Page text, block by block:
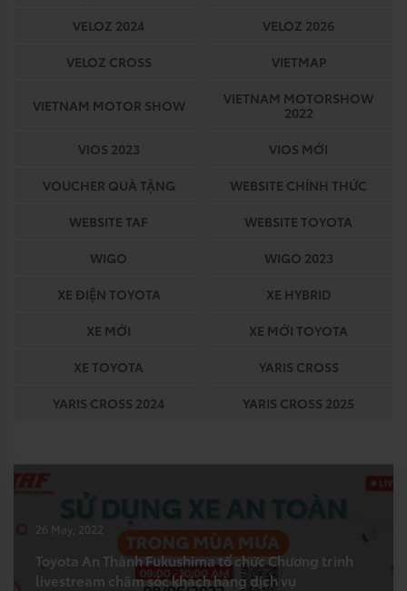
VELOZ 2024
VELOZ 2026
VELOZ CROSS
VIETMAP
VIETNAM MOTOR SHOW
VIETNAM MOTORSHOW
2022
VIOS 2023
VIOS MỚI
VOUCHER QUÀ TẶNG
WEBSITE CHÍNH THỨC
WEBSITE TAF
WEBSITE TOYOTA
WIGO
WIGO 2023
XE ĐIỆN TOYOTA
XE HYBRID
XE MỚI
XE MỚI TOYOTA
XE TOYOTA
YARIS CROSS
YARIS CROSS 2024
YARIS CROSS 2025
26 May, 2022
Toyota An Thành Fukushima tổ chức Chương trình
livestream chăm sóc khách hàng dịch vụ